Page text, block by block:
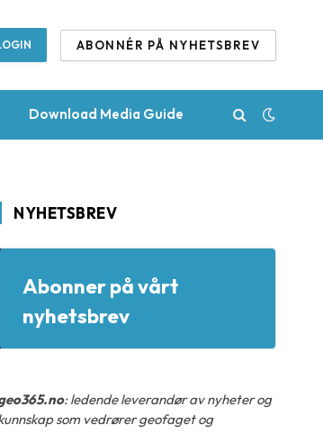
ABONNÉR PÅ NYHETSBREV
Download Media Guide
NYHETSBREV
Abonner på vårt
nyhetsbrev
: ledende leverandør av nyheter og
som vedrører geofaget og